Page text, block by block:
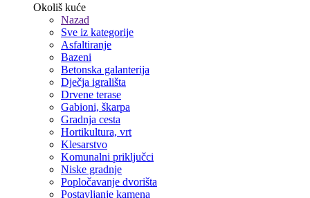
Okoliš kuće
Nazad
Sve iz kategorije
Asfaltiranje
Bazeni
Betonska galanterija
Dječja igrališta
Drvene terase
Gabioni, škarpa
Gradnja cesta
Hortikultura, vrt
Klesarstvo
Komunalni priključci
Niske gradnje
Popločavanje dvorišta
Postavljanje kamena